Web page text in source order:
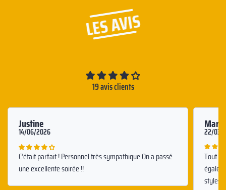
LES AVIS
19 avis clients
Justine
14/06/2026
C’était parfait ! Personnel très sympathique On a passé
une excellente soirée !!
22/03/
Tout
styles